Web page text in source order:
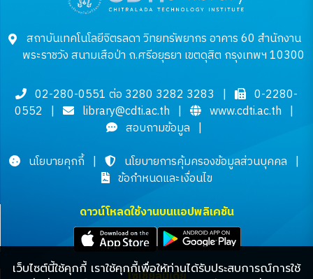
เว็บไซต์นี้ใช้คุกกี้ เราใช้คุกกี้เพื่อให้ท่านได้รับประสบการณ์การใช้
สถาบันเทคโนโลยีจิตรลดา วิทยทรัพยากร อาคาร 60 สำนักงาน
พระราชวัง สนามเสือป่า ถ.ศรีอยุธยา เขตดุสิต กรุงเทพฯ 10300
02-280-0551 ต่อ 3280 3282 3283 |
0-2280-
0552 | library@cdti.ac.th | www.cdti.ac.th |
สอบถามข้อมูล |
นโยบายคุกกี้ | นโยบายการคุ้มครองข้อมูลส่วนบุคคล |
ข้อกำหนดและเงื่อนไข
ดาวน์โหลดใช้งานบนแอปพลิเคชัน